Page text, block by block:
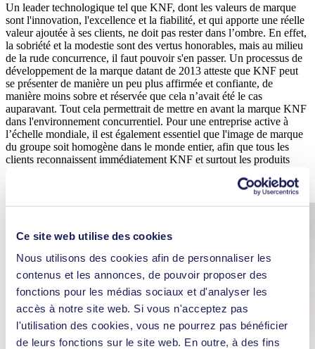
Ce site web utilise des cookies
Nous utilisons des cookies afin de personnaliser les
contenus et les annonces, de pouvoir proposer des
fonctions pour les médias sociaux et d'analyser les
accès à notre site web. Si vous n'acceptez pas
l'utilisation des cookies, vous ne pourrez pas bénéficier
de leurs fonctions sur le site web. En outre, à des fins
Un leader technologique tel que KNF, dont les valeurs de marque
sont l'innovation, l'excellence et la fiabilité, et qui apporte une réelle
valeur ajoutée à ses clients, ne doit pas rester dans l’ombre. En effet,
la sobriété et la modestie sont des vertus honorables, mais au milieu
de la rude concurrence, il faut pouvoir s'en passer. Un processus de
développement de la marque datant de 2013 atteste que KNF peut
se présenter de manière un peu plus affirmée et confiante, de
manière moins sobre et réservée que cela n’avait été le cas
auparavant. Tout cela permettrait de mettre en avant la marque KNF
dans l'environnement concurrentiel. Pour une entreprise active à
l’échelle mondiale, il est également essentiel que l'image de marque
du groupe soit homogène dans le monde entier, afin que tous les
clients reconnaissent immédiatement KNF et surtout les produits
n’importe où dans le monde, et que la confiance dans la marque soit